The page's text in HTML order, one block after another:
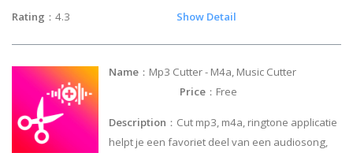
Rating ：4.3 Show Detail
Name ：Mp3 Cutter - M4a, Music Cutter
Price ：Free
Description ：Cut mp3, m4a, ringtone applicatie
helpt je een favoriet deel van een audiosong,